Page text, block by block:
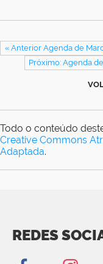
« Anterior Agenda de
Próximo: Agenda
Todo o conteúdo
Creative Commons
Adaptada.
REDES